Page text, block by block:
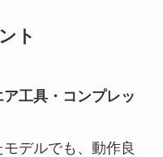
ト
工具・コンプレッ
デルでも、動作良